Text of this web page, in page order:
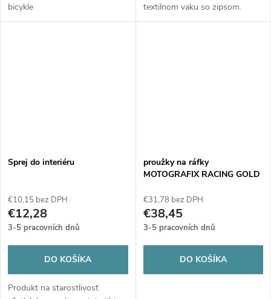
bicykle
textilnom vaku so zipsom.
Sprej do interiéru
€10,15 bez DPH
€12,28
3-5 pracovních dnů
DO KOŠÍKA
Produkt na starostlivosť
proužky na ráfky
MOTOGRAFIX RACING GOLD
€31,78 bez DPH
€38,45
3-5 pracovních dnů
DO KOŠÍKA